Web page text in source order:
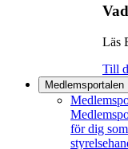
Läs
Till
Medlemsportalen
för dig